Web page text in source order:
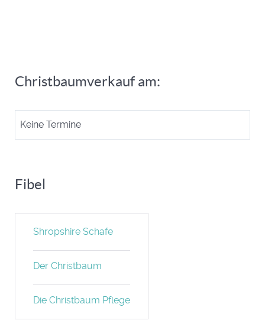
Christbaumverkauf am:
Keine Termine
Fibel
Shropshire Schafe
Der Christbaum
Die Christbaum Pflege